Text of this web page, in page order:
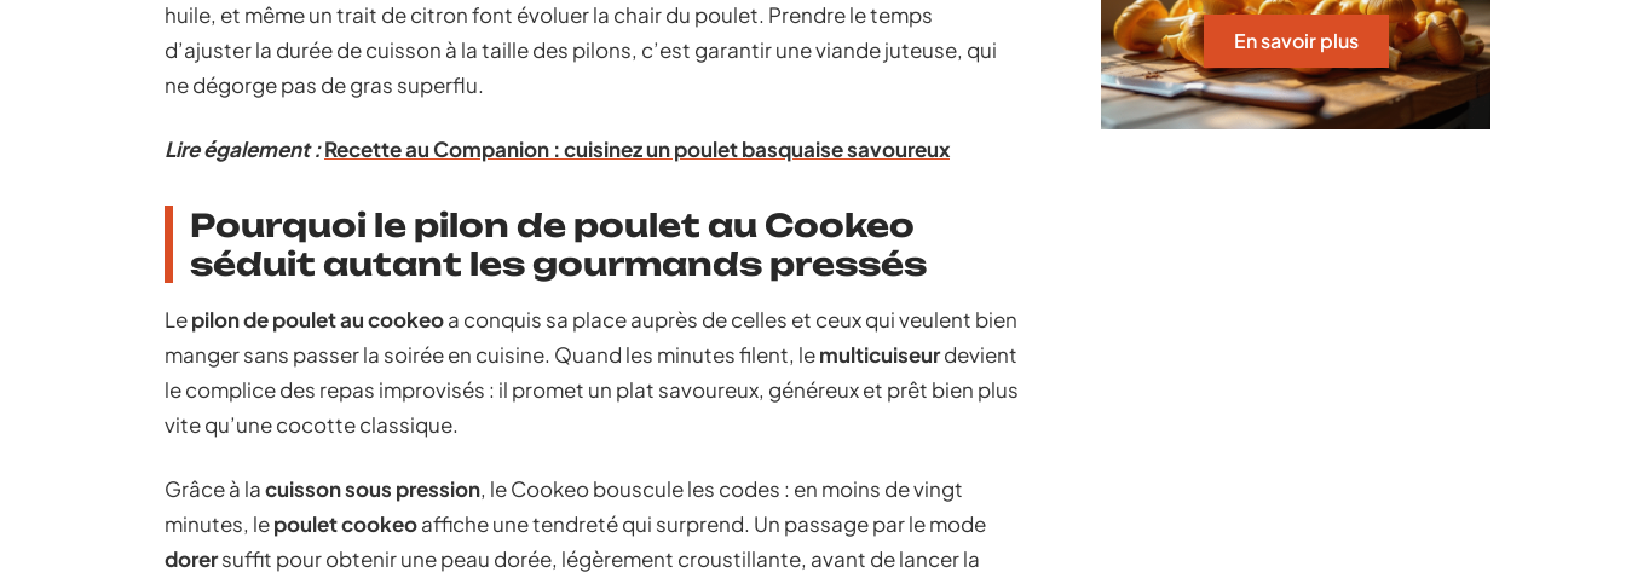
huile, et même un trait de citron font évoluer la chair du poulet. Prendre le temps
d’ajuster la durée de cuisson à la taille des pilons, c’est garantir une viande juteuse, qui
ne dégorge pas de gras superflu.
Lire également :Recette au Companion : cuisinez un poulet basquaise savoureux
Pourquoi le pilon de poulet au Cookeo
séduit autant les gourmands pressés
Lepilon de poulet au cookeoa conquis sa place auprès de celles et ceux qui veulent bien
manger sans passer la soirée en cuisine. Quand les minutes filent, lemulticuiseurdevient
le complice des repas improvisés : il promet un plat savoureux, généreux et prêt bien plus
vite qu’une cocotte classique.
Grâce à lacuisson sous pression, le Cookeo bouscule les codes : en moins de vingt
minutes, lepoulet cookeoaffiche une tendreté qui surprend. Un passage par le mode
dorersuffit pour obtenir une peau dorée, légèrement croustillante, avant de lancer la
En savoir plus